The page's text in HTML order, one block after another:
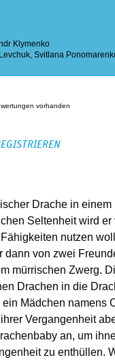
Klymenko
, Svitlana
vorhanden
Drache in einem
Seltenheit wird er
nutzen
von zwei
mürrischen Zwerg.
Drachen in die
Mädchen namens
Vergangenheit
an, um
zu enthüllen.